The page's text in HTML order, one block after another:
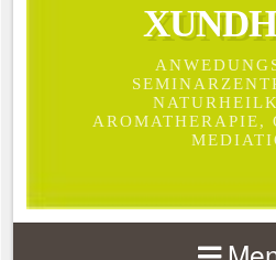
AROMATHERAPIE,